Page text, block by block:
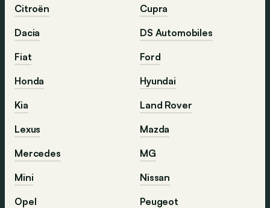
Citroën
Cupra
Dacia
DS Automobiles
Fiat
Ford
Honda
Hyundai
Kia
Land Rover
Lexus
Mazda
Mercedes
MG
Mini
Nissan
Opel
Peugeot